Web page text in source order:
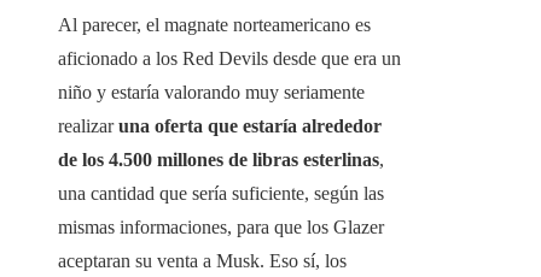
Al parecer, el magnate norteamericano es
aficionado a los Red Devils desde que era un
niño y estaría valorando muy seriamente
realizaruna oferta que estaría alrededor
de los 4.500 millones de libras esterlinas,
una cantidad que sería suficiente, según las
mismas informaciones, para que los Glazer
aceptaran su venta a Musk. Eso sí, los